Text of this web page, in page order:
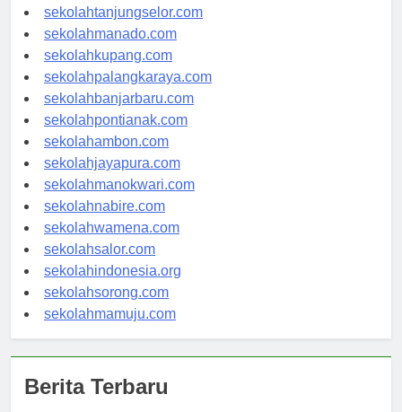
sekolahgorontalo.com
sekolahtanjungselor.com
sekolahmanado.com
sekolahkupang.com
sekolahpalangkaraya.com
sekolahbanjarbaru.com
sekolahpontianak.com
sekolahambon.com
sekolahjayapura.com
sekolahmanokwari.com
sekolahnabire.com
sekolahwamena.com
sekolahsalor.com
sekolahindonesia.org
sekolahsorong.com